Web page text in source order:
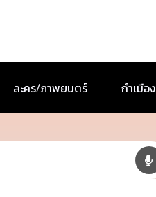
ละคร/ภาพยนตร์ กำเมือง